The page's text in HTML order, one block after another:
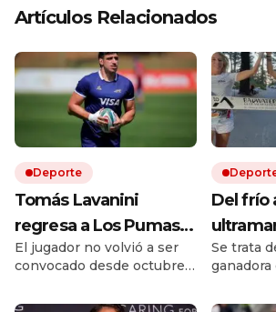
Artículos Relacionados
Deporte
Tomás Lavanini
regresa a Los Pumas
tras casi dos años: «Es
una nueva
oportunidad, un nuevo
El jugador no volvió a ser
convocado desde octubre
fue ante Sudáfrica. Ese año
Del frío
bajo 52
Se trata